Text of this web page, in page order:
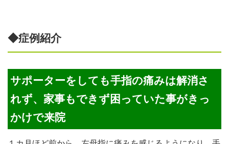
◆症例紹介
サポーターをしても手指の痛みは解消さ
れず、家事もできず困っていた事がきっ
かけで来院